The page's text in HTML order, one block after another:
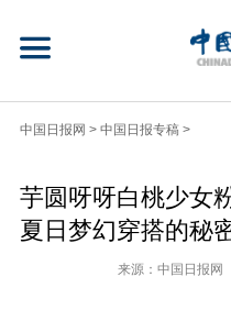
中国日报网 > 中国日报专稿 >
芋圆呀呀白桃少女
夏日梦幻穿搭的秘
来源：中国日报网